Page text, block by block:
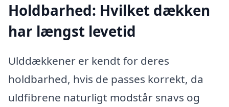
Holdbarhed: Hvilket dækken
har længst levetid
Ulddækkener er kendt for deres
holdbarhed, hvis de passes korrekt, da
uldfibrene naturligt modstår snavs og